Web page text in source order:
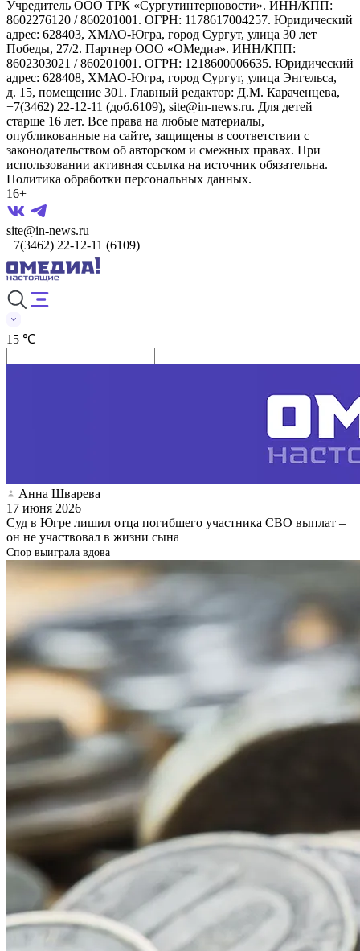
Учредитель ООО ТРК «Сургутинтерновости». ИНН/КПП:
8602276120 / 860201001. ОГРН: 1178617004257. Юридический
адрес: 628403, ХМАО-Югра, город Сургут, улица 30 лет
Победы, 27/2. Партнер ООО «ОМедиа». ИНН/КПП:
8602303021 / 860201001. ОГРН: 1218600006635. Юридический
адрес: 628408, ХМАО-Югра, город Сургут, улица Энгельса,
д. 15, помещение 301. Главный редактор: Д.М. Караченцева,
+7(3462) 22-12-11 (доб.6109), site@in-news.ru. Для детей
старше 16 лет. Все права на любые материалы,
опубликованные на сайте, защищены в соответствии с
законодательством об авторском и смежных правах. При
использовании активная ссылка на источник обязательна.
Политика обработки персональных данных.
16+
site@in-news.ru
+7(3462) 22-12-11 (6109)
15 ℃
Анна Шварева
17 июня 2026
Суд в Югре лишил отца погибшего участника СВО выплат –
он не участвовал в жизни сына
Спор выиграла вдова